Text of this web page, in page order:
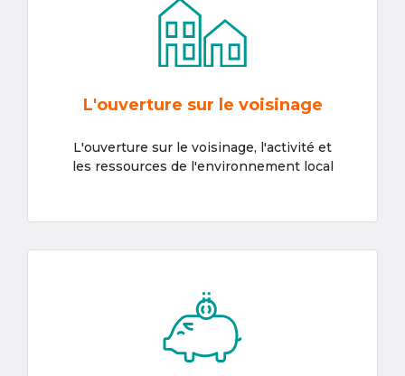
L'ouverture sur le voisinage
L'ouverture sur le voisinage, l'activité et
les ressources de l'environnement local